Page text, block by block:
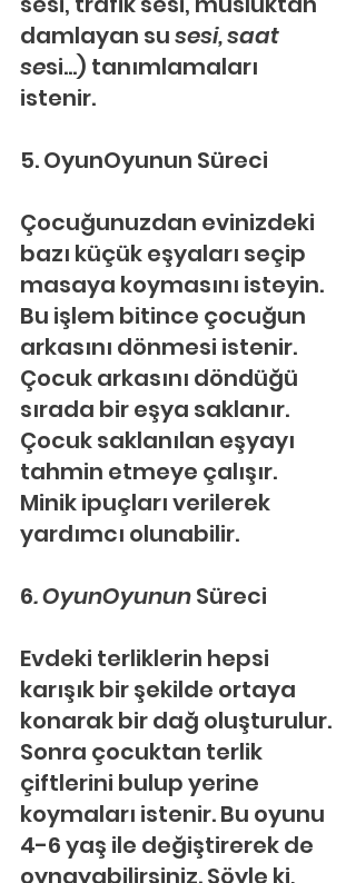
damlayan su sesi, saat
sesi…) tanımlamaları
istenir.
5. OyunOyunun Süreci
Çocuğunuzdan evinizdeki
bazı küçük eşyaları seçip
masaya koymasını isteyin.
Bu işlem bitince çocuğun
arkasını dönmesi istenir.
Çocuk arkasını döndüğü
sırada bir eşya saklanır.
Çocuk saklanılan eşyayı
tahmin etmeye çalışır.
Minik ipuçları verilerek
yardımcı olunabilir.
6. OyunOyunun Süreci
Evdeki terliklerin hepsi
karışık bir şekilde ortaya
konarak bir dağ oluşturulur.
Sonra çocuktan terlik
çiftlerini bulup yerine
koymaları istenir. Bu oyunu
4-6 yaş ile değiştirerek de
oynayabilirsiniz. Şöyle ki,